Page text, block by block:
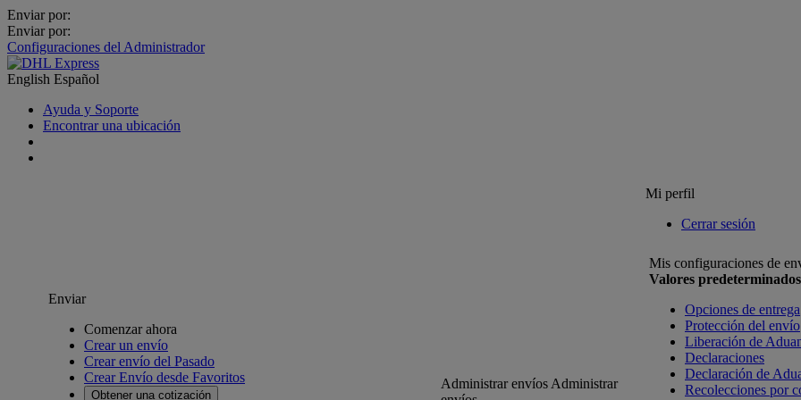
Enviar por:
Enviar por:
Configuraciones del Administrador
English Español
Ayuda y Soporte
Encontrar una ubicación
Mi perfil
Cerrar sesión
Enviar
Comenzar ahora
Crear un envío
Crear envío del Pasado
Crear Envío desde Favoritos
Obtener una cotización
Administrar envíos Administrar
Mis configuraciones de
Valores
Opciones de entrega
Protección del envío
Liberación de
Declaraciones
Declaración de
Recolecciones por